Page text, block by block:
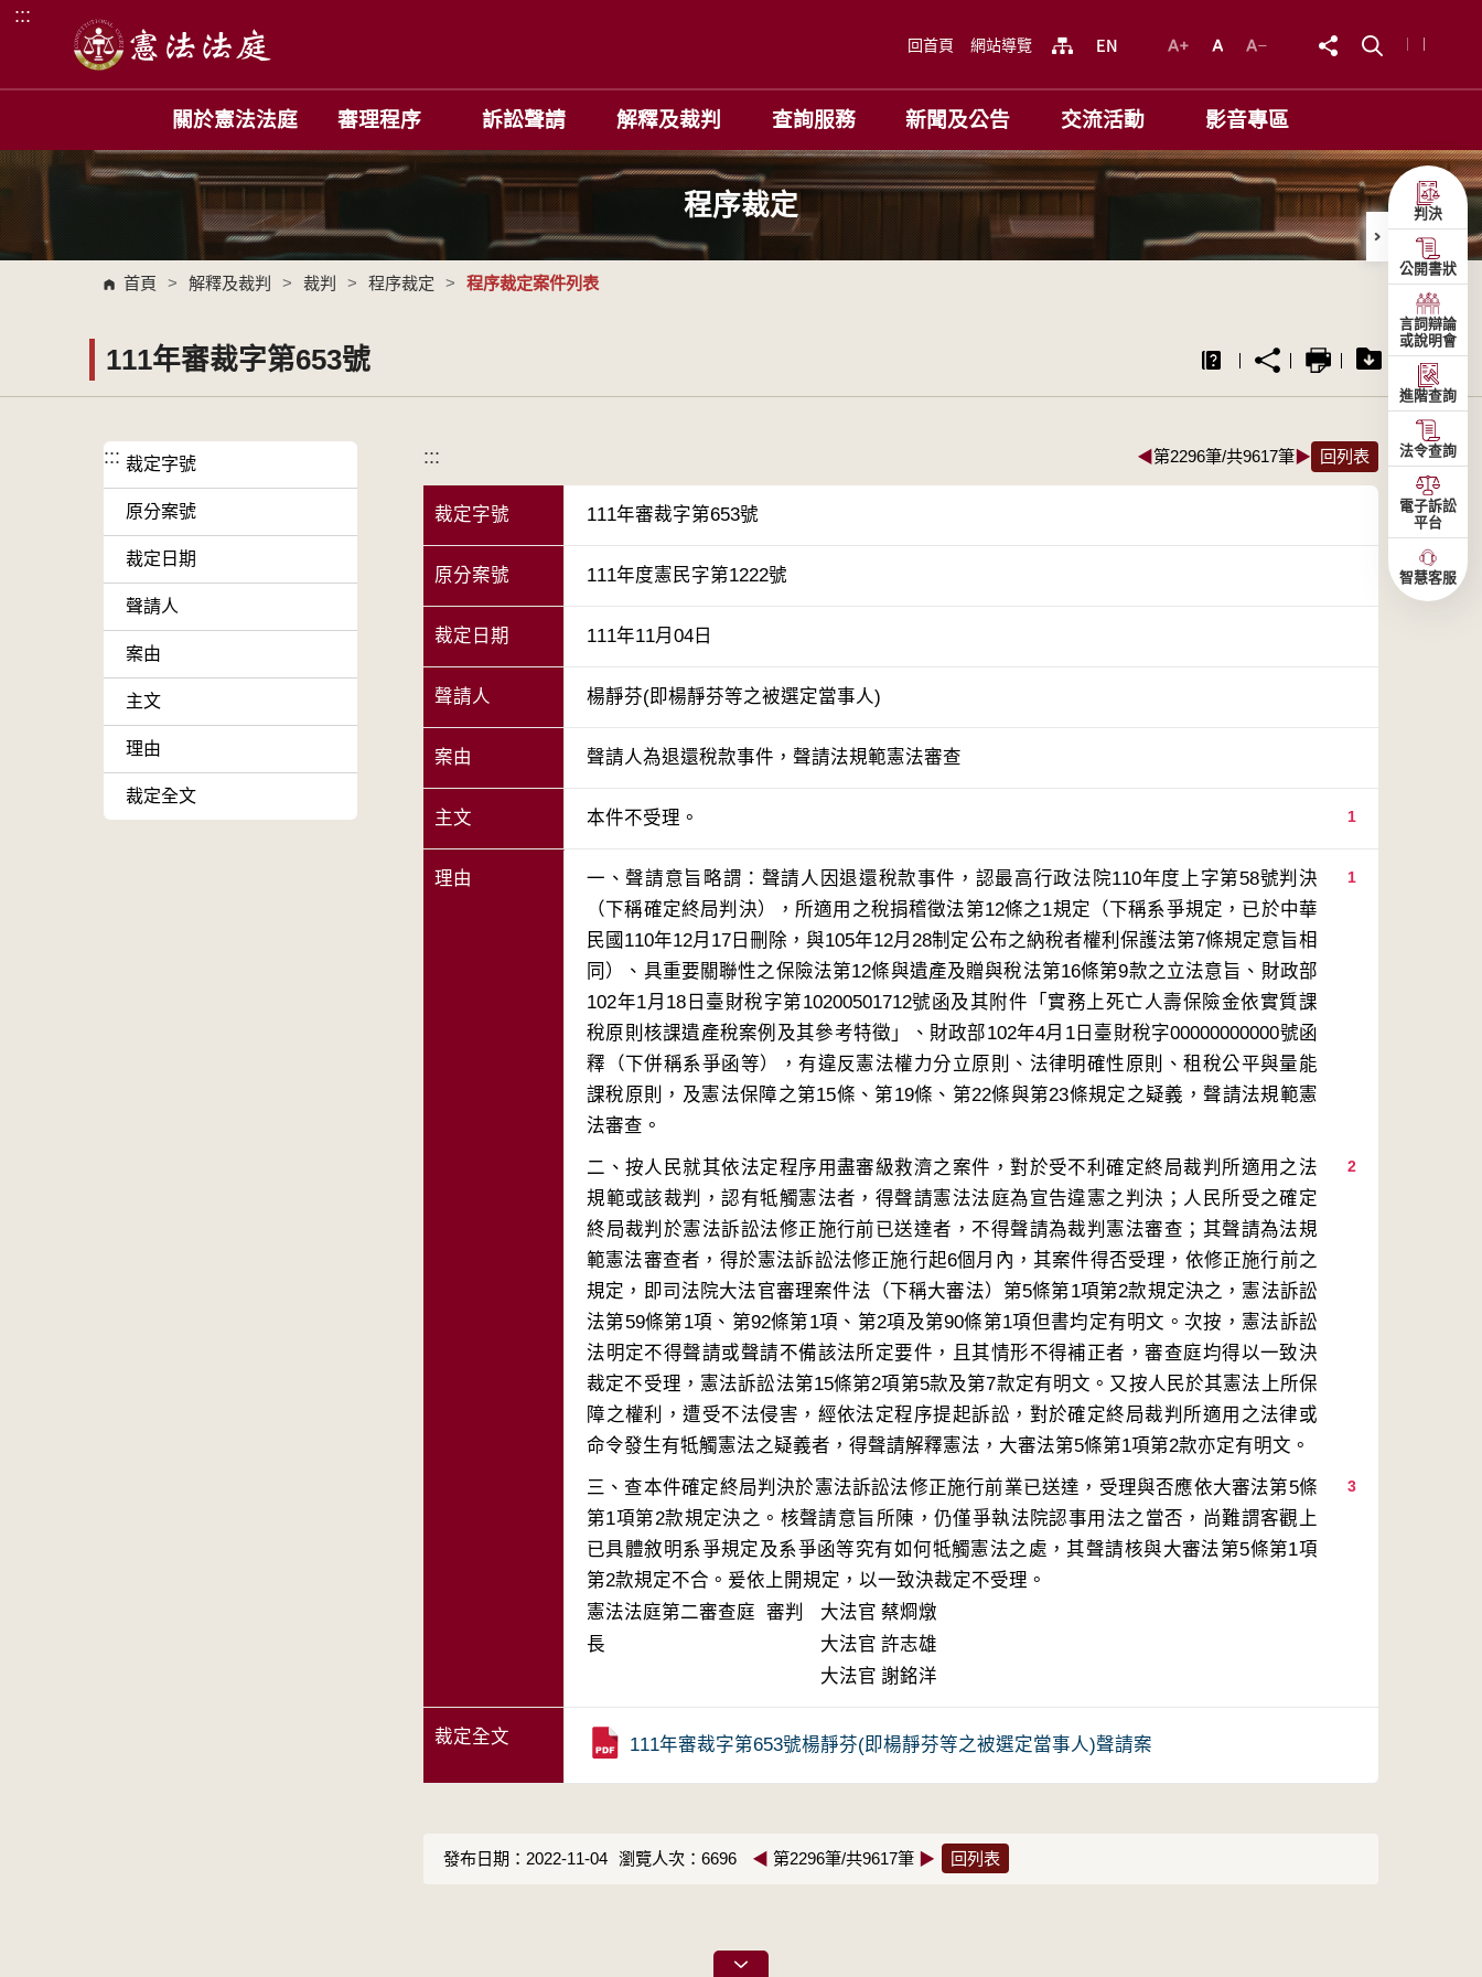
跳到主要內容區塊
:::
回首頁 網站導覽
關於憲法法庭 審理程序 訴訟聲請 解釋及裁判 查詢服務 新聞及公告 交流活動 影音專區
程序裁定
首頁 > 解釋及裁判 > 裁判 > 程序裁定 > 程序裁定案件列表
111年審裁字第653號
::: 裁定字號
原分案號
裁定日期
聲請人
案由
主文
理由
裁定全文
::: ◀第2296筆/共9617筆▶ 回列表
裁定字號 111年審裁字第653號
原分案號 111年度憲民字第1222號
裁定日期 111年11月04日
聲請人 楊靜芬(即楊靜芬等之被選定當事人)
案由 聲請人為退還稅款事件，聲請法規範憲法審查
主文 1
本件不受理。
理由 1
一、聲請意旨略謂：聲請人因退還稅款事件，認最高行政法院110年度上字第58號判決
（下稱確定終局判決），所適用之稅捐稽徵法第12條之1規定（下稱系爭規定，已於中華
民國110年12月17日刪除，與105年12月28制定公布之納稅者權利保護法第7條規定意旨相
同）、具重要關聯性之保險法第12條與遺產及贈與稅法第16條第9款之立法意旨、財政部
102年1月18日臺財稅字第10200501712號函及其附件「實務上死亡人壽保險金依實質課
稅原則核課遺產稅案例及其參考特徵」、財政部102年4月1日臺財稅字00000000000號函
釋（下併稱系爭函等），有違反憲法權力分立原則、法律明確性原則、租稅公平與量能
課稅原則，及憲法保障之第15條、第19條、第22條與第23條規定之疑義，聲請法規範憲
2
二、按人民就其依法定程序用盡審級救濟之案件，對於受不利確定終局裁判所適用之法
規範或該裁判，認有牴觸憲法者，得聲請憲法法庭為宣告違憲之判決；人民所受之確定
終局裁判於憲法訴訟法修正施行前已送達者，不得聲請為裁判憲法審查；其聲請為法規
範憲法審查者，得於憲法訴訟法修正施行起6個月內，其案件得否受理，依修正施行前之
規定，即司法院大法官審理案件法（下稱大審法）第5條第1項第2款規定決之，憲法訴訟
法第59條第1項、第92條第1項、第2項及第90條第1項但書均定有明文。次按，憲法訴訟
法明定不得聲請或聲請不備該法所定要件，且其情形不得補正者，審查庭均得以一致決
裁定不受理，憲法訴訟法第15條第2項第5款及第7款定有明文。又按人民於其憲法上所保
障之權利，遭受不法侵害，經依法定程序提起訴訟，對於確定終局裁判所適用之法律或
3
三、查本件確定終局判決於憲法訴訟法修正施行前業已送達，受理與否應依大審法第5條
第1項第2款規定決之。核聲請意旨所陳，仍僅爭執法院認事用法之當否，尚難謂客觀上
已具體敘明系爭規定及系爭函等究有如何牴觸憲法之處，其聲請核與大審法第5條第1項
第2款規定不合。爰依上開規定，以一致決裁定不受理。
憲法法庭第二審查庭 審判
長
大法官 蔡烱燉
大法官 許志雄
大法官 謝銘洋
裁定全文 111年審裁字第653號楊靜芬(即楊靜芬等之被選定當事人)聲請案
發布日期：2022-11-04 瀏覽人次：6696 ◀ 第2296筆/共9617筆 ▶ 回列表
判決
公開書狀
言詞辯論
或說明會
進階查詢
法令查詢
電子訴訟
平台
智慧客服